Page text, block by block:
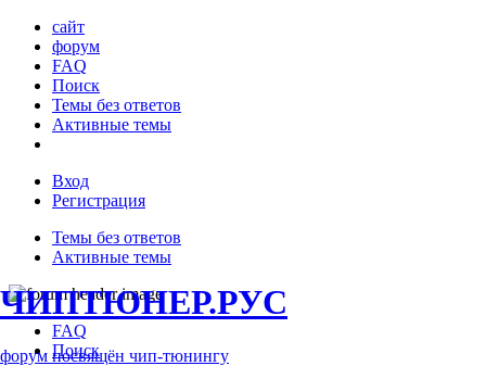
сайт
форум
FAQ
Поиск
Темы без ответов
Активные темы
Вход
Регистрация
Темы без ответов
Активные темы
ЧИПТЮНЕР.РУС
форум посвящён чип-тюнингу
FAQ
Поиск